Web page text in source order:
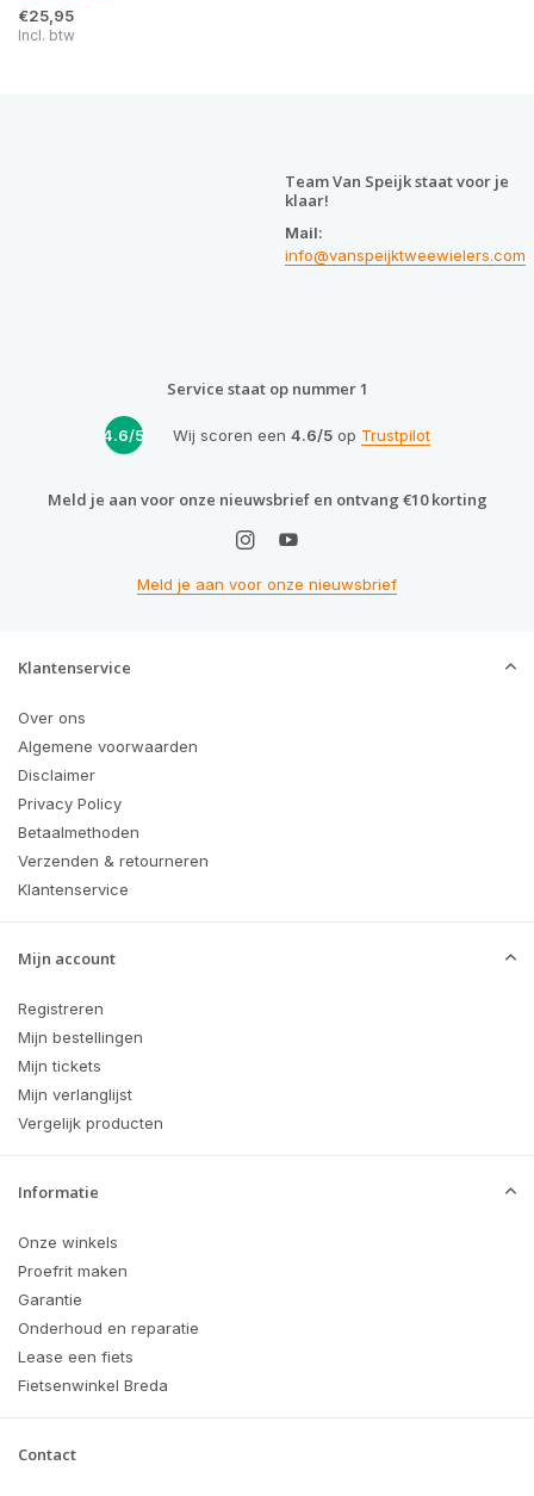
€25,95
Incl. btw
Team Van Speijk staat voor je
klaar!
Mail:
info@vanspeijktweewielers.com
Service staat op nummer 1
4.6/5 Wij scoren een 4.6/5op Trustpilot
Meld je aan voor onze nieuwsbrief en ontvang €10 korting
Meld je aan voor onze nieuwsbrief
Klantenservice
Over ons
Algemene voorwaarden
Disclaimer
Privacy Policy
Betaalmethoden
Verzenden & retourneren
Klantenservice
Mijn account
Registreren
Mijn bestellingen
Mijn tickets
Mijn verlanglijst
Vergelijk producten
Informatie
Onze winkels
Proefrit maken
Garantie
Onderhoud en reparatie
Lease een fiets
Fietsenwinkel Breda
Contact